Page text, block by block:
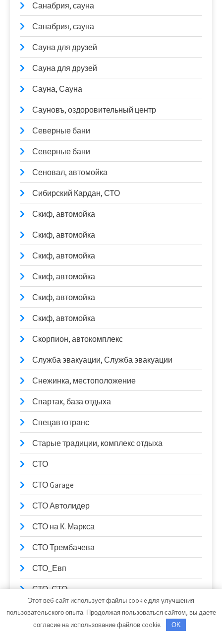
Санабрия, сауна
Санабрия, сауна
Сауна для друзей
Сауна для друзей
Сауна, Сауна
Сауновъ, оздоровительный центр
Северные бани
Северные бани
Сеновал, автомойка
Сибирский Кардан, СТО
Скиф, автомойка
Скиф, автомойка
Скиф, автомойка
Скиф, автомойка
Скиф, автомойка
Скиф, автомойка
Скорпион, автокомплекс
Служба эвакуации, Служба эвакуации
Снежинка, местоположение
Спартак, база отдыха
Спецавтотранс
Старые традиции, комплекс отдыха
СТО
СТО Garage
СТО Автолидер
СТО на К. Маркса
СТО Трембачева
СТО_Евп
СТО, СТО
СТО99
Столица Поморья, гостиница
Этот веб-сайт использует файлы cookie для улучшения
пользовательского опыта. Продолжая пользоваться сайтом, вы даете
согласие на использование файлов cookie.
OK